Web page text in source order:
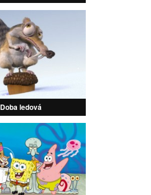
Doba ledová